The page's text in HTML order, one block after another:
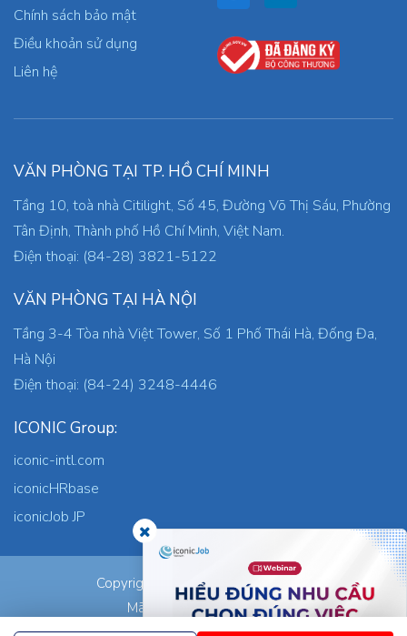
Chính sách bảo mật
Điều khoản sử dụng
Liên hệ
VĂN PHÒNG TẠI TP. HỒ CHÍ MINH
Tầng 10, toà nhà Citilight, Số 45, Đường Võ Thị Sáu, Phường
Tân Định, Thành phố Hồ Chí Minh, Việt Nam.
Điện thoại: (84-28) 3821-5122
VĂN PHÒNG TẠI HÀ NỘI
Tầng 3-4 Tòa nhà Việt Tower, Số 1 Phố Thái Hà, Đống Đa,
Hà Nội
Điện thoại: (84-24) 3248-4446
ICONIC Group:
iconic-intl.com
iconicHRbase
iconicJob JP
Copyright © 2026 ICONIC Co., Ltd.
Mã số thuế: 0305745871
Nơi cấp: TP.HCM